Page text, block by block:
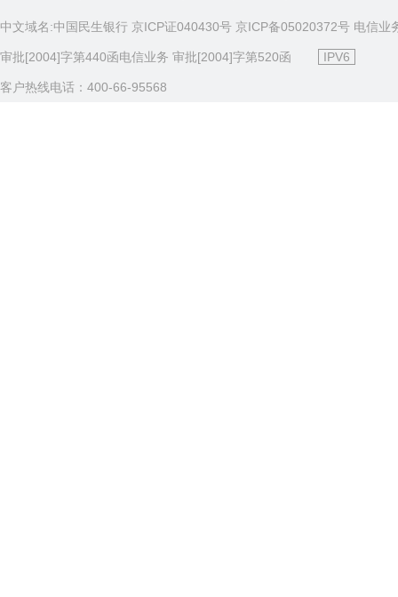
中文域名:中国民生银行 京ICP证040430号 京ICP备05020372号 电信业
审批[2004]字第440函电信业务 审批[2004]字第520函 IPV6
客户热线电话：400-66-95568